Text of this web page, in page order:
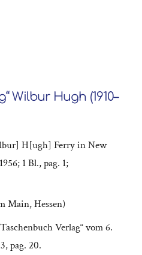
Wilbur Hugh (1910–
H[ugh] Ferry in New
1 Bl., pag. 1;
Main, Hessen)
Verlag“ vom 6.
pag. 20.